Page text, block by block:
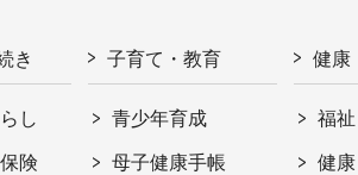
き
し
険
子育て・教育
青少年育成
母子健康手帳
健康
福
健